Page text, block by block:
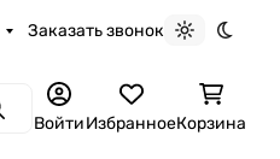
Заказать звонок
Светлая
ВойтиИзбранноеКорзина